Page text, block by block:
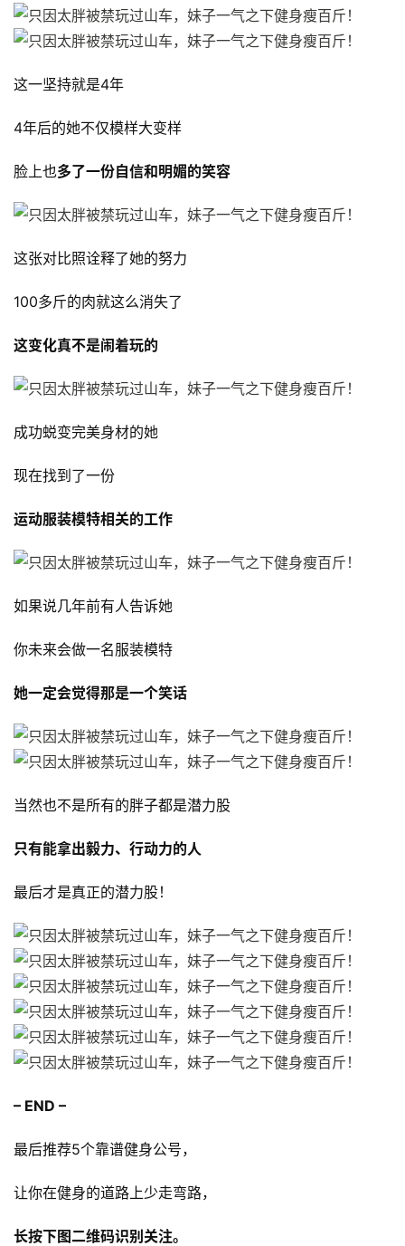
劃
氧
動
訓
心
量
練
增
肌
計
劃
瑜
身
頻
这一坚持就是4年
4年后的她不仅模样大变样
脸上也多了一份自信和明媚的笑容
这张对比照诠释了她的努力
100多斤的肉就这么消失了
这变化真不是闹着玩的
成功蜕变完美身材的她
现在找到了一份
运动服装模特相关的工作
如果说几年前有人告诉她
你未来会做一名服装模特
她一定会觉得那是一个笑话
当然也不是所有的胖子都是潜力股
只有能拿出毅力、行动力的人
最后才是真正的潜力股！
– END –
最后推荐5个靠谱健身公号，
让你在健身的道路上少走弯路，
长按下图二维码识别关注。